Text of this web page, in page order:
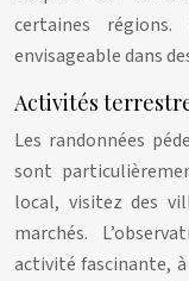
certaines régions.
envisageable dans
Activités
Les randonnées
sont
local, visitez des
marchés.
activité fascinante,